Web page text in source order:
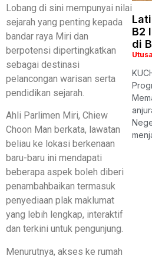
Lobang di sini mempunyai nilai
sejarah yang penting kepada
bandar raya Miri dan
berpotensi dipertingkatkan
sebagai destinasi
pelancongan warisan serta
pendidikan sejarah.
Ahli Parlimen Miri, Chiew
Choon Man berkata, lawatan
beliau ke lokasi berkenaan
baru-baru ini mendapati
beberapa aspek boleh diberi
penambahbaikan termasuk
penyediaan plak maklumat
yang lebih lengkap, interaktif
dan terkini untuk pengunjung.
Menurutnya, akses ke rumah
B2
di